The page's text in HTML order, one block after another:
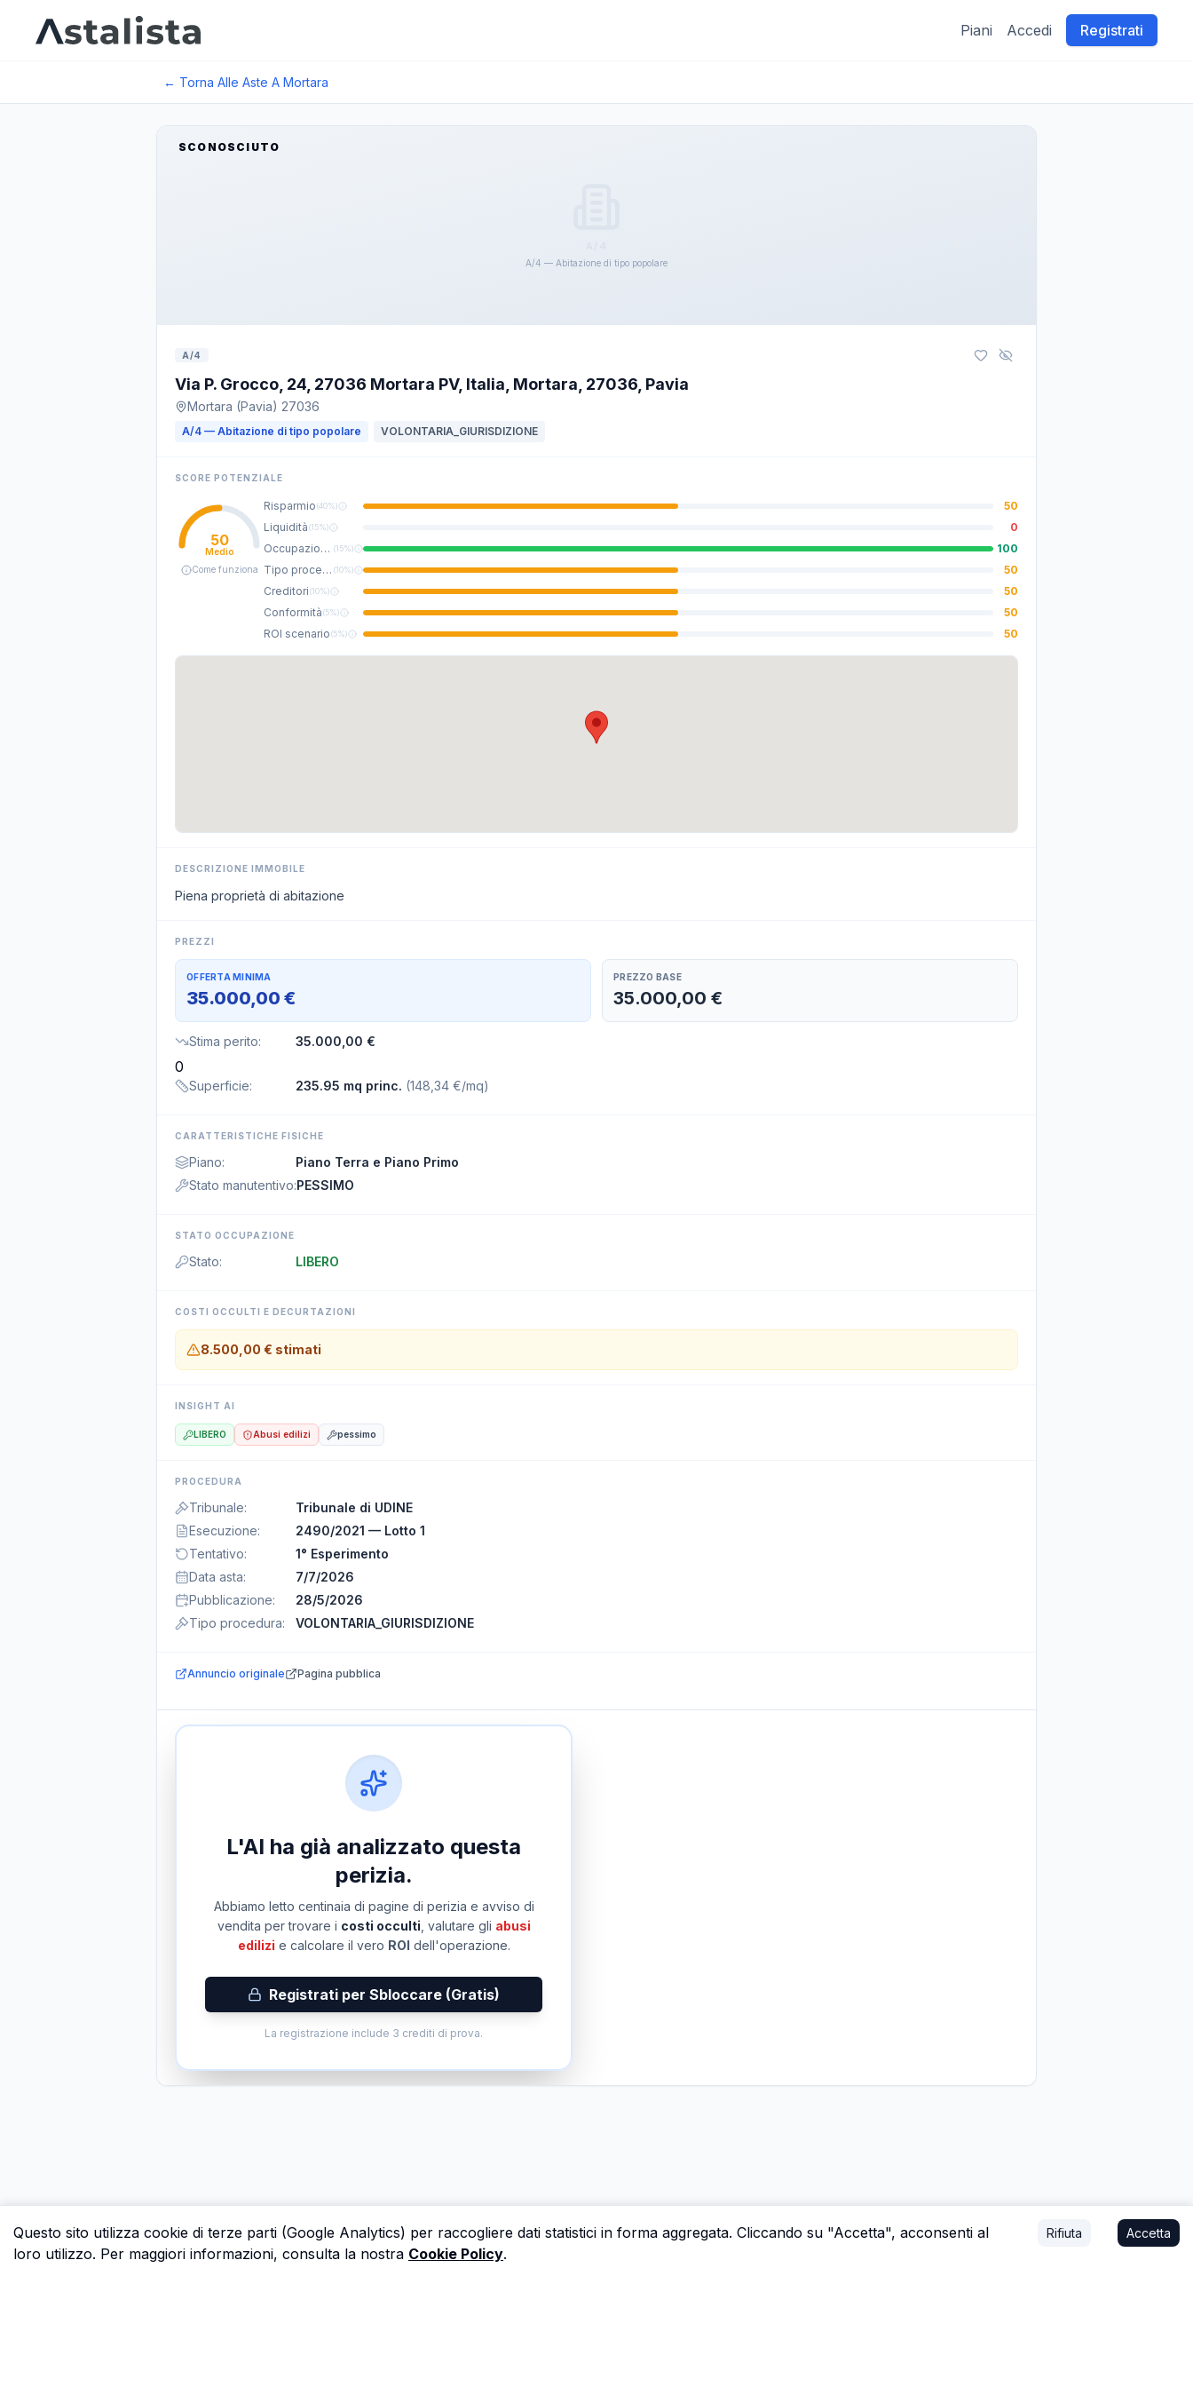
Piani Accedi Registrati
← Torna Alle Aste A Mortara
A/4 — Abitazione di tipo popolare
SCONOSCIUTO
A/4
Via P. Grocco, 24, 27036 Mortara PV, Italia, Mortara, 27036, Pavia
Mortara (Pavia) 27036
A/4 — Abitazione di tipo popolare VOLONTARIA_GIURISDIZIONE
SCORE POTENZIALE
50
Medio
Come funziona
Risparmio(40%)
50
Liquidità(15%)
0
Occupazione (15%)
100
Tipo procedura (10%)
50
Creditori(10%)
50
Conformità(5%)
50
ROI scenario(5%) 50
DESCRIZIONE IMMOBILE
Piena proprietà di abitazione
PREZZI
OFFERTA MINIMA
35.000,00 €
PREZZO BASE
35.000,00 €
Stima perito: 35.000,00 €
0
Superficie: 235.95 mq princ. (148,34 €/mq)
CARATTERISTICHE FISICHE
Piano:
Piano Terra e Piano Primo
Stato manutentivo:PESSIMO
STATO OCCUPAZIONE
Stato: LIBERO
COSTI OCCULTI E DECURTAZIONI
8.500,00 € stimati
INSIGHT AI
LIBERO Abusi edilizi pessimo
PROCEDURA
Tribunale:
Tribunale di UDINE
Esecuzione:
2490/2021 — Lotto 1
Tentativo:
1° Esperimento
Data asta:
7/7/2026
Pubblicazione:
28/5/2026
Tipo procedura: VOLONTARIA_GIURISDIZIONE
Annuncio originale Pagina pubblica
L'AI ha già analizzato questa
perizia.
Abbiamo letto centinaia di pagine di perizia e avviso di
vendita per trovare i costi occulti , valutare gli abusi
edilizi e calcolare il vero ROI dell'operazione.
Registrati per Sbloccare (Gratis)
La registrazione include 3 crediti di prova.
Questo sito utilizza cookie di terze parti (Google Analytics) per raccogliere dati statistici in forma aggregata. Cliccando su "Accetta", acconsenti al
loro utilizzo. Per maggiori informazioni, consulta la nostra Cookie Policy.
Rifiuta Accetta